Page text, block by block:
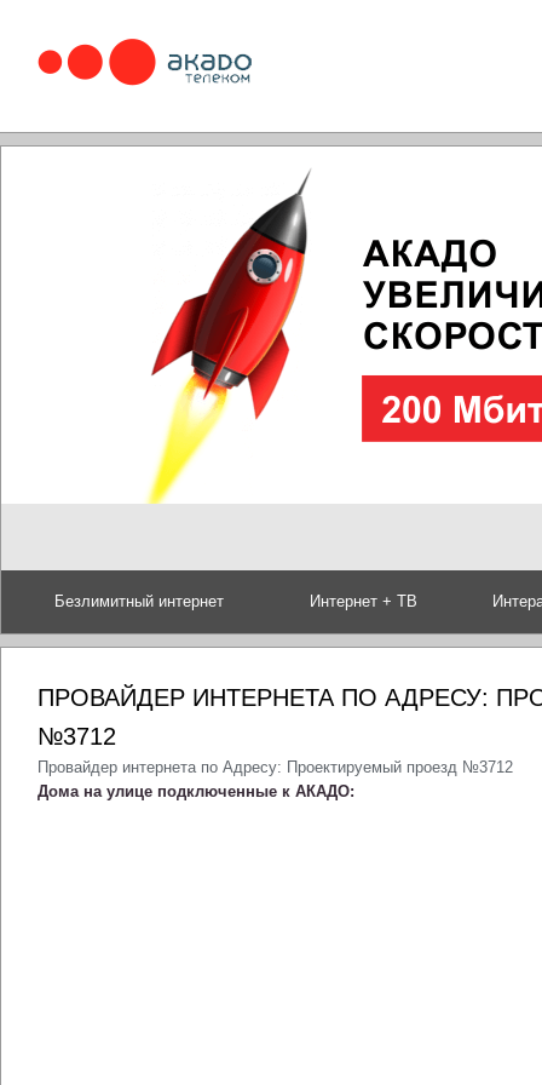
Безлимитный интернет Интернет + ТВ
ПРОВАЙДЕР ИНТЕРНЕТА ПО АДРЕСУ:
№3712
Провайдер интернета по Адресу: Проектируемый проезд №3712
Дома на улице подключенные к АКАДО: